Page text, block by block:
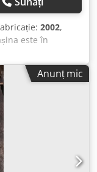
starea actuală.
2002,
este în
mașinii revin
EXW
Riello VFX 300
masă rotativă, 6
cap, 1 stație de
(chiller),
a lichidului de
Anunț mic